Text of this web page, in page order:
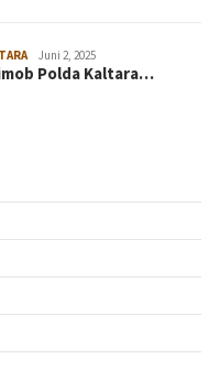
Juni 2, 2025
Polda Kaltara…